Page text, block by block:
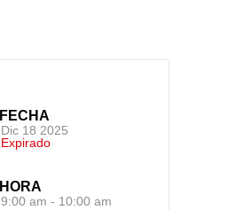
FECHA
Dic 18 2025
Expirado
HORA
9:00 am - 10:00 am